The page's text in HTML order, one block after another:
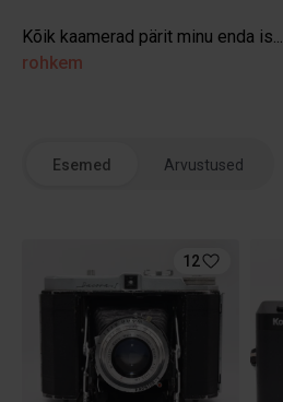
Kõik kaamerad pärit minu enda is...
rohkem
Esemed Arvustused
12